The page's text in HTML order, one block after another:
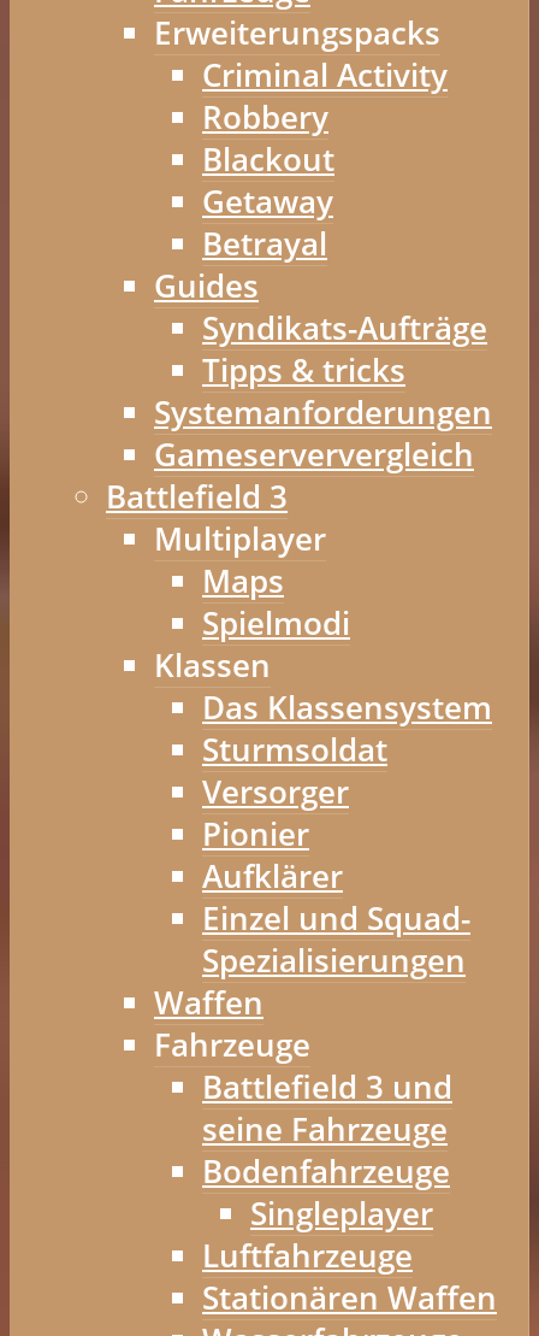
Erweiterungspacks
Criminal Activity
Robbery
Blackout
Getaway
Betrayal
Guides
Syndikats-Aufträge
Tipps & tricks
Systemanforderungen
Gameserververgleich
Battlefield 3
Multiplayer
Maps
Spielmodi
Klassen
Das Klassensystem
Sturmsoldat
Versorger
Pionier
Aufklärer
Einzel und Squad-
Spezialisierungen
Waffen
Fahrzeuge
Battlefield 3 und
seine Fahrzeuge
Bodenfahrzeuge
Singleplayer
Luftfahrzeuge
Stationären Waffen